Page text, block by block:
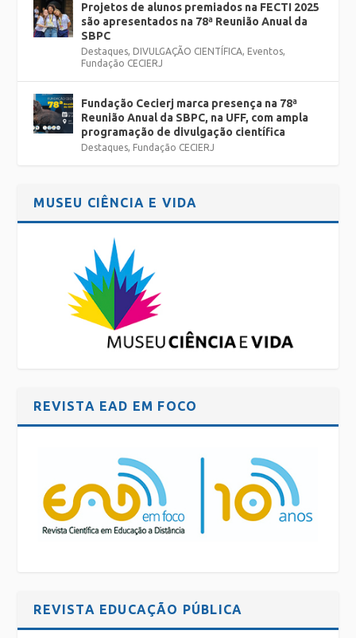
Projetos de alunos premiados na FECTI 2025
são apresentados na 78ª Reunião Anual da
SBPC
Destaques, DIVULGAÇÃO CIENTÍFICA, Eventos,
Fundação CECIERJ
Fundação Cecierj marca presença na 78ª
Reunião Anual da SBPC, na UFF, com ampla
programação de divulgação científica
Destaques, Fundação CECIERJ
MUSEU CIÊNCIA E VIDA
REVISTA EAD EM FOCO
REVISTA EDUCAÇÃO PÚBLICA